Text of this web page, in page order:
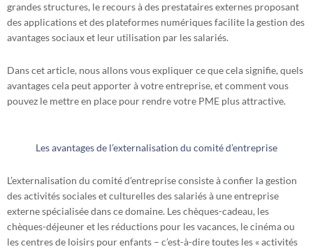
grandes structures, le recours à des prestataires externes proposant
des applications et des plateformes numériques facilite la gestion des
avantages sociaux et leur utilisation par les salariés.
Dans cet article, nous allons vous expliquer ce que cela signifie, quels
avantages cela peut apporter à votre entreprise, et comment vous
pouvez le mettre en place pour rendre votre PME plus attractive.
Les avantages de l’externalisation du comité d’entreprise
L’externalisation du comité d’entreprise consiste à confier la gestion
des activités sociales et culturelles des salariés à une entreprise
externe spécialisée dans ce domaine. Les chèques-cadeau, les
chèques-déjeuner et les réductions pour les vacances, le cinéma ou
les centres de loisirs pour enfants – c’est-à-dire toutes les « activités